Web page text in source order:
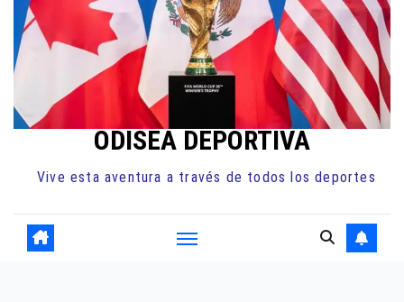
ODISEA DEPORTIVA
Vive esta aventura a través de todos los deportes